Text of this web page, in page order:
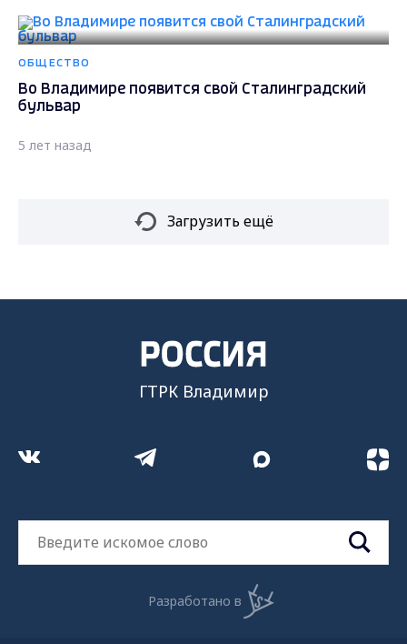
ОБЩЕСТВО
Во Владимире появится свой Сталинградский
бульвар
5 лет назад
Загрузить ещё
ГТРК Владимир
Разработано в